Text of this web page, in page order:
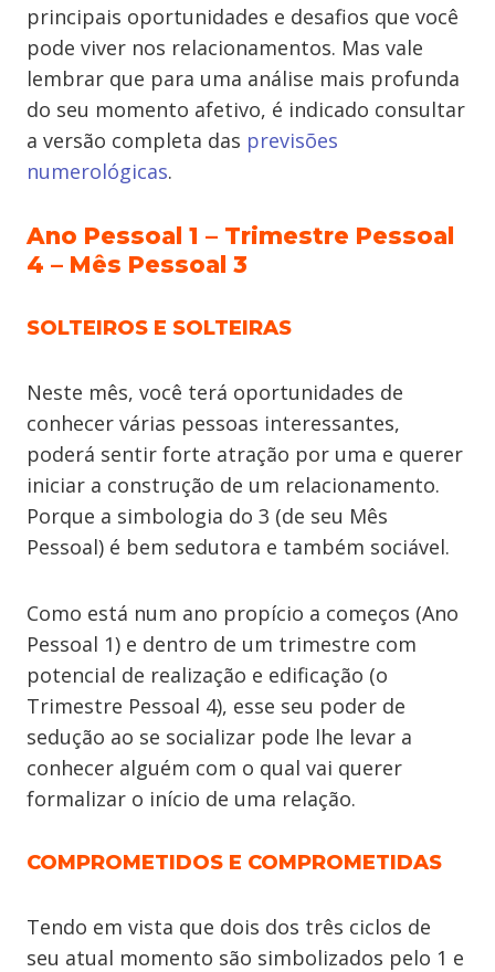
principais oportunidades e desafios que você
pode viver nos relacionamentos. Mas vale
lembrar que para uma análise mais profunda
do seu momento afetivo, é indicado consultar
a versão completa das previsões
numerológicas.
Ano Pessoal 1 – Trimestre Pessoal
4 – Mês Pessoal 3
SOLTEIROS E SOLTEIRAS
Neste mês, você terá oportunidades de
conhecer várias pessoas interessantes,
poderá sentir forte atração por uma e querer
iniciar a construção de um relacionamento.
Porque a simbologia do 3 (de seu Mês
Pessoal) é bem sedutora e também sociável.
Como está num ano propício a começos (Ano
Pessoal 1) e dentro de um trimestre com
potencial de realização e edificação (o
Trimestre Pessoal 4), esse seu poder de
sedução ao se socializar pode lhe levar a
conhecer alguém com o qual vai querer
formalizar o início de uma relação.
COMPROMETIDOS E COMPROMETIDAS
Tendo em vista que dois dos três ciclos de
seu atual momento são simbolizados pelo 1 e